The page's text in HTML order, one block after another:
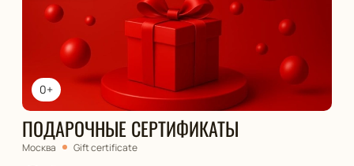
0+
ПОДАРОЧНЫЕ СЕРТИФИКАТЫ
Москва Gift certificate